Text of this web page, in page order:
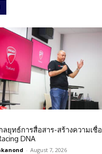
ลยุทธ์การสื่อสาร-สร้างความเชื่อ
DNA
- August 7, 2026